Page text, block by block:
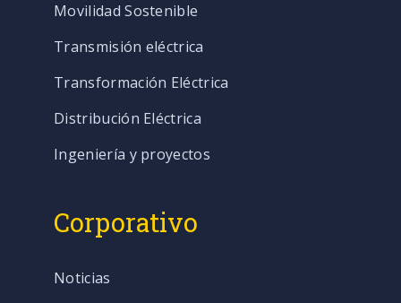
Movilidad Sostenible
Transmisión eléctrica
Transformación Eléctrica
Distribución Eléctrica
Ingeniería y proyectos
Corporativo
Noticias